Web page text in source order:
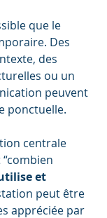
que le
Des
des
ou un
peuvent
ponctuelle.
centrale
“combien
et
peut être
appréciée par